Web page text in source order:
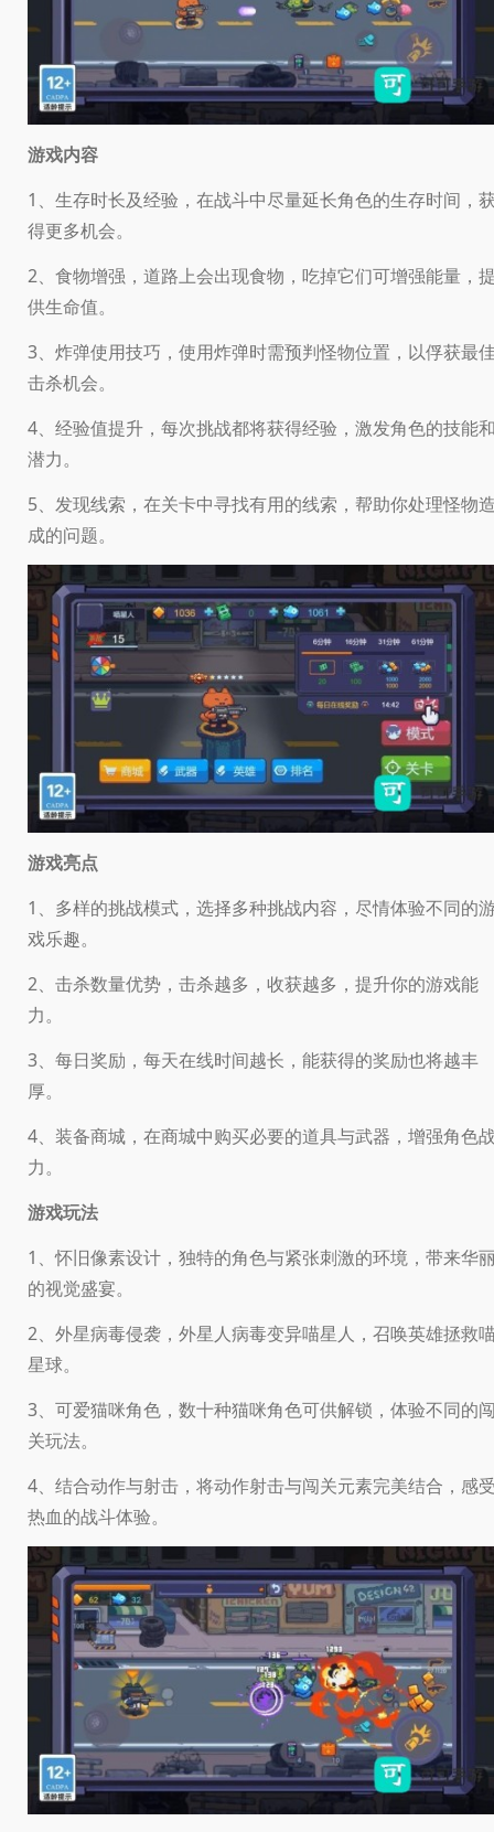
游戏内容
1、生存时长及经验，在战斗中尽量延长角色的生存时间，
得更多机会。
2、食物增强，道路上会出现食物，吃掉它们可增强能量，
供生命值。
3、炸弹使用技巧，使用炸弹时需预判怪物位置，以俘获最
击杀机会。
4、经验值提升，每次挑战都将获得经验，激发角色的技能
潜力。
5、发现线索，在关卡中寻找有用的线索，帮助你处理怪物
成的问题。
游戏亮点
1、多样的挑战模式，选择多种挑战内容，尽情体验不同的
戏乐趣。
2、击杀数量优势，击杀越多，收获越多，提升你的游戏能
力。
3、每日奖励，每天在线时间越长，能获得的奖励也将越丰
厚。
4、装备商城，在商城中购买必要的道具与武器，增强角色
力。
游戏玩法
1、怀旧像素设计，独特的角色与紧张刺激的环境，带来华
的视觉盛宴。
2、外星病毒侵袭，外星人病毒变异喵星人，召唤英雄拯救
星球。
3、可爱猫咪角色，数十种猫咪角色可供解锁，体验不同的
关玩法。
4、结合动作与射击，将动作射击与闯关元素完美结合，感
热血的战斗体验。